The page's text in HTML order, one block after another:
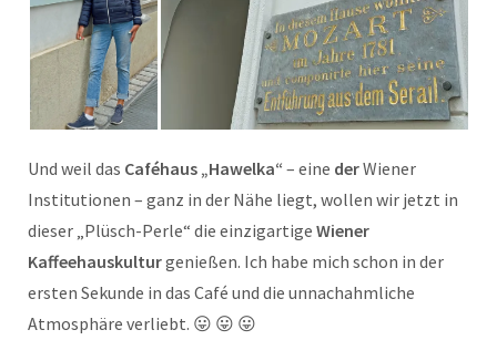
Und weil das Caféhaus „Hawelka“ – eine derWiener
Institutionen – ganz in der Nähe liegt, wollen wir jetzt in
dieser „Plüsch-Perle“ die einzigartige Wiener
Kaffeehauskulturgenießen. Ich habe mich schon in der
ersten Sekunde in das Café und die unnachahmliche
Atmosphäre verliebt. 😛 😛 😛